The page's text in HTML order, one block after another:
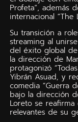
Profeta”, además
internacional “The
Su transición a
streaming al
del éxito global de
la dirección de
protagonizó
Yibrán Asuad, y
comedia “Guerra
bajo la dirección
Loreto se
relevantes de su